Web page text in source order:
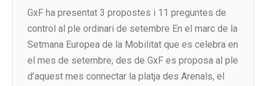
GxF ha presentat 3 propostes i 11 preguntes de
control al ple ordinari de setembre En el marc de la
Setmana Europea de la Mobilitat que es celebra en
el mes de setembre, des de GxF es proposa al ple
d’aquest mes connectar la platja des Arenals, el